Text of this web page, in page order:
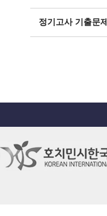
정기고사 기출문제